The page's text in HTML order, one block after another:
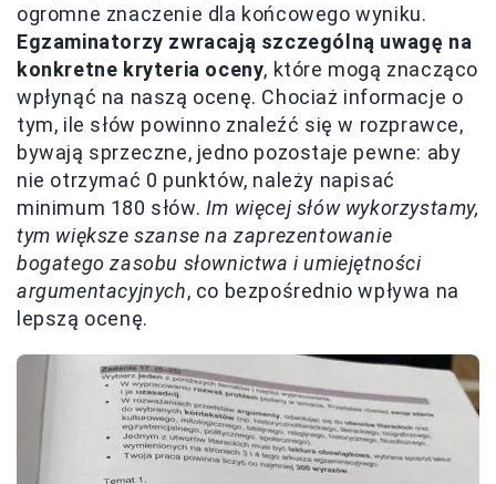
ogromne znaczenie dla końcowego wyniku.
Egzaminatorzy zwracają szczególną uwagę na
konkretne kryteria oceny, które mogą znacząco
wpłynąć na naszą ocenę. Chociaż informacje o
tym, ile słów powinno znaleźć się w rozprawce,
bywają sprzeczne, jedno pozostaje pewne: aby
nie otrzymać 0 punktów, należy napisać
minimum 180 słów. Im więcej słów wykorzystamy,
tym większe szanse na zaprezentowanie
bogatego zasobu słownictwa i umiejętności
argumentacyjnych, co bezpośrednio wpływa na
lepszą ocenę.